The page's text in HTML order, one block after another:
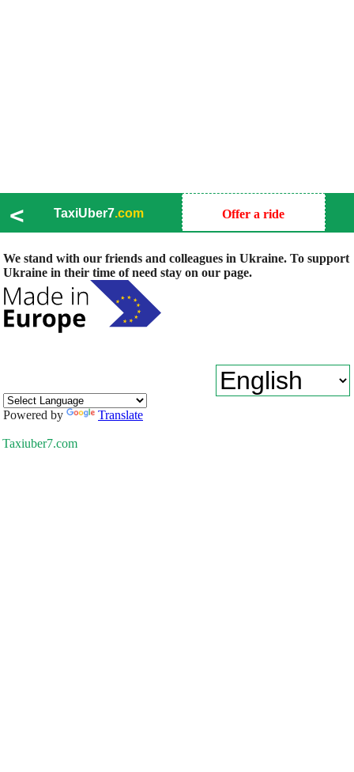
< TaxiUber7.com Offer a ride
We stand with our friends and colleagues in Ukraine. To support
Ukraine in their time of need stay on our page.
Powered by Translate
Taxiuber7.com